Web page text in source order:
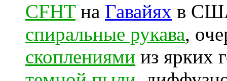
CFHTна Гавайях в
спиральные рукава,
скоплениями из ярких